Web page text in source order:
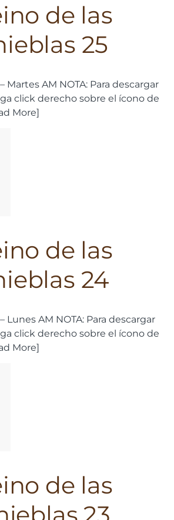
de las
25
Martes AM NOTA: Para descargar
click derecho sobre el ícono de
More]
de las
24
Lunes AM NOTA: Para descargar
click derecho sobre el ícono de
More]
de las